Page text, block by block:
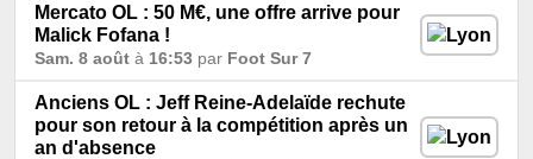
Mercato OL : 50 M€, une offre arrive pour
Malick Fofana !
Sam. 8 août à 16:53 par Foot Sur 7
Anciens OL : Jeff Reine-Adelaïde rechute
pour son retour à la compétition après un
an d'absence